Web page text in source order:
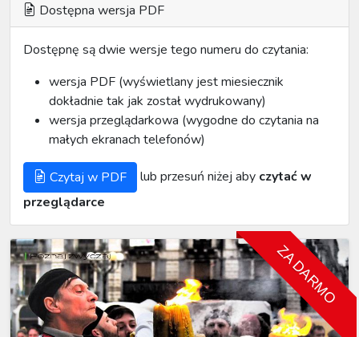
Dostępna wersja PDF
Dostępnę są dwie wersje tego numeru do czytania:
wersja PDF (wyświetlany jest miesiecznik
dokładnie tak jak został wydrukowany)
wersja przeglądarkowa (wygodne do czytania na
małych ekranach telefonów)
Czytaj w PDF lub przesuń niżej aby czytać w
przeglądarce
ZA DARMO